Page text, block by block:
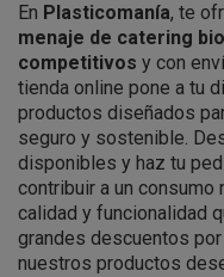
En Plasticomanía, te
menaje de catering
competitivos y con
tienda online pone a tu
productos diseñados
seguro y sostenible.
disponibles y haz tu
contribuir a un consumo
calidad y funcionalidad
grandes descuentos
nuestros productos